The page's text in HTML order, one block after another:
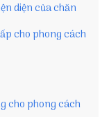
diện của chăn
cho phong cách
cho phong cách